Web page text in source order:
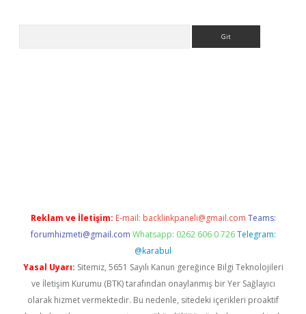
Reklam ve İletişim: E-mail: backlinkpaneli@gmail.com Teams:
forumhizmeti@gmail.com Whatsapp: 0262 606 0 726 Telegram:
@karabul
Yasal Uyarı: Sitemiz, 5651 Sayılı Kanun gereğince Bilgi Teknolojileri
ve İletişim Kurumu (BTK) tarafından onaylanmış bir Yer Sağlayıcı
olarak hizmet vermektedir. Bu nedenle, sitedeki içerikleri proaktif